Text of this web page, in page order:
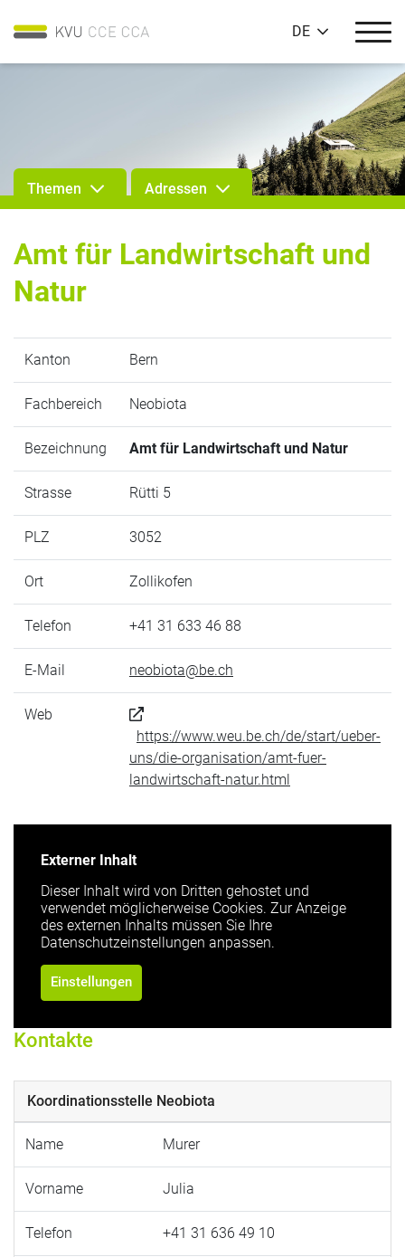
DE
Themen Adressen
Amt für Landwirtschaft und
Natur
Kanton Bern
Fachbereich Neobiota
Bezeichnung Amt für Landwirtschaft und Natur
Strasse Rütti 5
PLZ 3052
Ort Zollikofen
Telefon +41 31 633 46 88
E-Mail neobiota@be.ch
Web
https://www.weu.be.ch/de/start/ueber-
uns/die-organisation/amt-fuer-
landwirtschaft-natur.html
Externer Inhalt
Dieser Inhalt wird von Dritten gehostet und
verwendet möglicherweise Cookies. Zur Anzeige
des externen Inhalts müssen Sie Ihre
Datenschutzeinstellungen anpassen.
Einstellungen
Kontakte
Koordinationsstelle Neobiota
Name Murer
Vorname Julia
Telefon +41 31 636 49 10